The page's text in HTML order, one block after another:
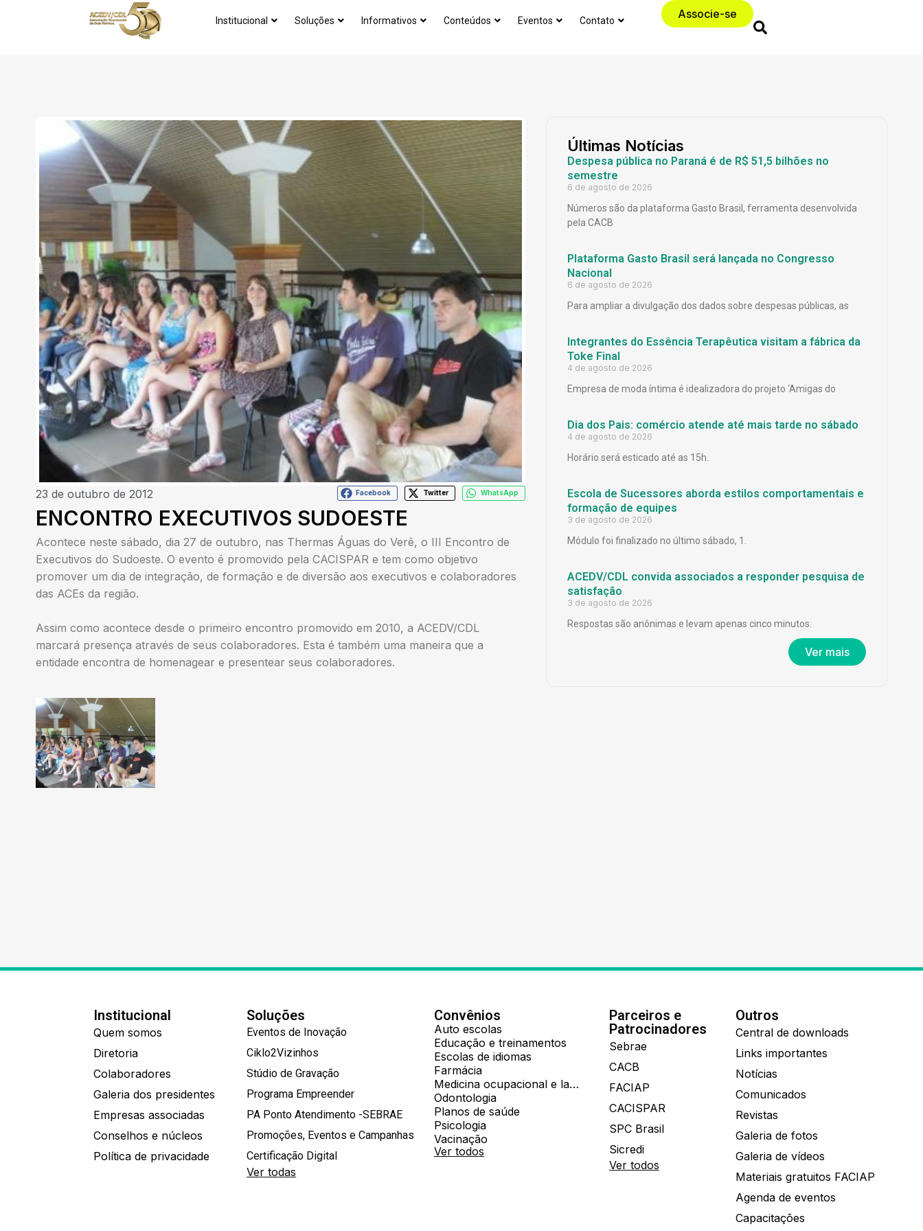
Institucional Soluções Informativos Conteúdos Eventos Contato Associe-se
23 de outubro de 2012 Facebook Twitter WhatsApp
ENCONTRO EXECUTIVOS SUDOESTE
Acontece neste sábado, dia 27 de outubro, nas Thermas Águas do Verê, o III Encontro de
Executivos do Sudoeste. O evento é promovido pela CACISPAR e tem como objetivo
promover um dia de integração, de formação e de diversão aos executivos e colaboradores
das ACEs da região.
Assim como acontece desde o primeiro encontro promovido em 2010, a ACEDV/CDL
marcará presença através de seus colaboradores. Esta é também uma maneira que a
entidade encontra de homenagear e presentear seus colaboradores.
Últimas Notícias
Despesa pública no Paraná é de R$ 51,5 bilhões no
semestre
6 de agosto de 2026
Números são da plataforma Gasto Brasil, ferramenta desenvolvida
pela CACB
Plataforma Gasto Brasil será lançada no Congresso
Nacional
6 de agosto de 2026
Para ampliar a divulgação dos dados sobre despesas públicas, as
Integrantes do Essência Terapêutica visitam a fábrica da
Toke Final
4 de agosto de 2026
Empresa de moda íntima é idealizadora do projeto ‘Amigas do
Dia dos Pais: comércio atende até mais tarde no sábado
4 de agosto de 2026
Horário será esticado até as 15h.
Escola de Sucessores aborda estilos comportamentais e
formação de equipes
3 de agosto de 2026
Módulo foi finalizado no último sábado, 1.
ACEDV/CDL convida associados a responder pesquisa de
satisfação
3 de agosto de 2026
Respostas são anônimas e levam apenas cinco minutos.
Ver mais
Institucional
Quem somos
Diretoria
Colaboradores
Galeria dos presidentes
Empresas associadas
Conselhos e núcleos
Política de privacidade
Soluções
Eventos de Inovação
Ciklo2Vizinhos
Stúdio de Gravação
Programa Empreender
PA Ponto Atendimento -SEBRAE
Promoções, Eventos e Campanhas
Certificação Digital
Ver todas
Convênios
Auto escolas
Educação e treinamentos
Escolas de idiomas
Farmácia
Medicina ocupacional e laboratorial
Odontologia
Planos de saúde
Psicologia
Vacinação
Ver todos
Parceiros e
Patrocinadores
Sebrae
CACB
FACIAP
CACISPAR
SPC Brasil
Sicredi
Ver todos
Outros
Central de downloads
Links importantes
Notícias
Comunicados
Revistas
Galeria de fotos
Galeria de vídeos
Materiais gratuitos FACIAP
Agenda de eventos
Capacitações